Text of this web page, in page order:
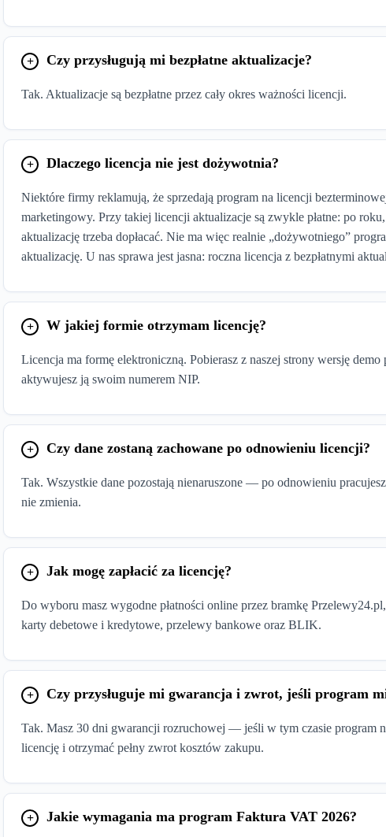
najnowszej wersji
Mobilna
online przez przeglądarkę
Kup teraz
Mobilna
online przez
Czy przysługują mi bezpłatne aktualizacje?
Tak. Aktualizacje są bezpłatne przez cały okres ważności licencji.
Dlaczego licencja nie jest dożywotnia?
Niektóre firmy reklamują, że sprzedają program na licencji
marketingowy. Przy takiej licencji aktualizacje są zwykle płatne: po
aktualizację trzeba dopłacać. Nie ma więc realnie „dożywotniego”
aktualizację. U nas sprawa jest jasna: roczna licencja z bezpłatnymi
W jakiej formie otrzymam licencję?
Licencja ma formę elektroniczną. Pobierasz z naszej strony wersję
aktywujesz ją swoim numerem NIP.
Czy dane zostaną zachowane po odnowieniu licencji?
Tak. Wszystkie dane pozostają nienaruszone — po odnowieniu
nie zmienia.
Jak mogę zapłacić za licencję?
Do wyboru masz wygodne płatności online przez bramkę
karty debetowe i kredytowe, przelewy bankowe oraz BLIK.
Czy przysługuje mi gwarancja i zwrot, jeśli program
Tak. Masz 30 dni gwarancji rozruchowej — jeśli w tym czasie program
licencję i otrzymać pełny zwrot kosztów zakupu.
Jakie wymagania ma program Faktura VAT 2026?